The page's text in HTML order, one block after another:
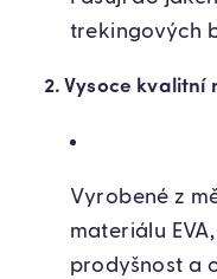
trekingových
2. Vysoce kvalitní
Vyrobené z
materiálu
prodyšnost a